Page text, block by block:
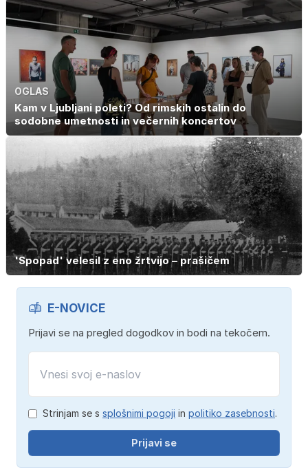
OGLAS
Kam v Ljubljani poleti? Od rimskih ostalin do
sodobne umetnosti in večernih koncertov
'Spopad' velesil z eno žrtvijo – prašičem
E-NOVICE
Prijavi se na pregled dogodkov in bodi na tekočem.
Strinjam se s splošnimi pogoji in politiko zasebnosti.
Prijavi se